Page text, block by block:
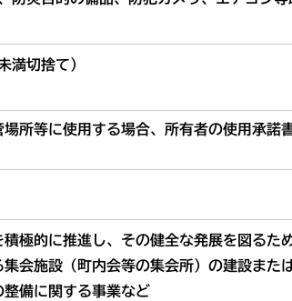
切捨て）
所等に使用する場合、所有者の使用承諾
極的に推進し、その健全な発展を図るため
会施設（町内会等の集会所）の建設また
備に関する事業など